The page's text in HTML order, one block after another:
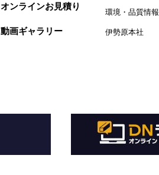
オンラインお見積り
動画ギャラリー
環境・品質情報
伊勢原本社